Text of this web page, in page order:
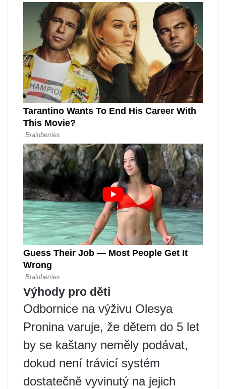
Výhody pro děti
Odbornice na výživu Olesya
Pronina varuje, že dětem do 5 let
by se kaštany neměly podávat,
dokud není trávicí systém
dostatečně vyvinutý na jejich